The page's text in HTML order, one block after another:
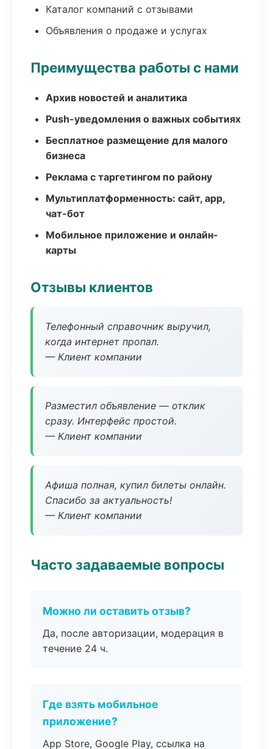
Каталог компаний с отзывами
Объявления о продаже и услугах
Преимущества работы с нами
Архив новостей и аналитика
Push-уведомления о важных событиях
Бесплатное размещение для малого
бизнеса
Реклама с таргетингом по району
Мультиплатформенность: сайт, app,
чат-бот
Мобильное приложение и онлайн-
карты
Отзывы клиентов
Телефонный справочник выручил,
когда интернет пропал.
— Клиент компании
Разместил объявление — отклик
сразу. Интерфейс простой.
— Клиент компании
Афиша полная, купил билеты онлайн.
Спасибо за актуальность!
— Клиент компании
Часто задаваемые вопросы
Можно ли оставить отзыв?
Да, после авторизации, модерация в
течение 24 ч.
Где взять мобильное
приложение?
App Store, Google Play, ссылка на